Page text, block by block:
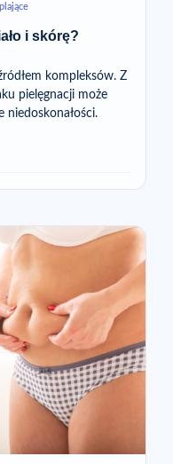
i skórę?
kompleksów. Z
pielęgnacji może
niedoskonałości.